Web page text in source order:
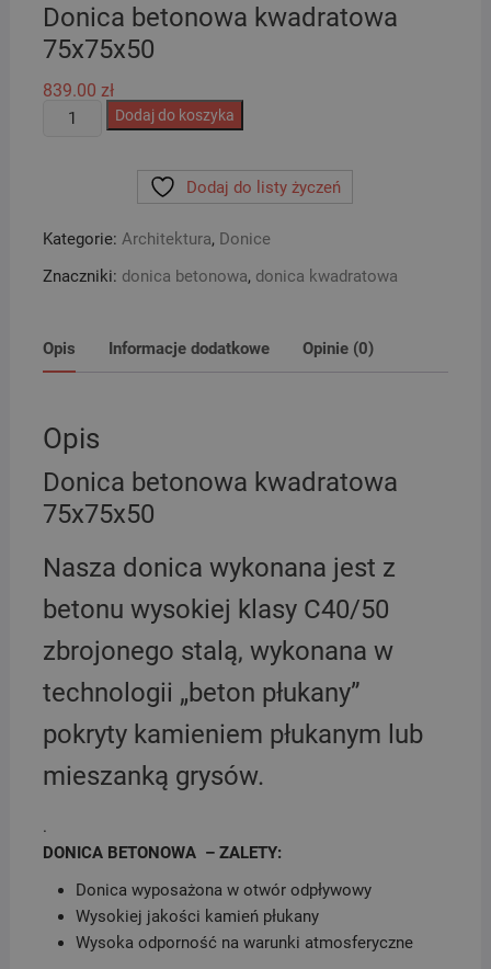
Donica betonowa kwadratowa
75x75x50
839.00 zł
ilość
Dodaj do koszyka
Dodaj do listy życzeń
Kategorie: Architektura, Donice
Znaczniki: donica betonowa, donica kwadratowa
Opis Informacje dodatkowe Opinie (0)
Opis
Donica betonowa kwadratowa
75x75x50
Nasza donica wykonana jest z
betonu wysokiej klasy C40/50
zbrojonego stalą, wykonana w
technologii „beton płukany”
pokryty kamieniem płukanym lub
mieszanką grysów.
.
DONICA BETONOWA – ZALETY:
Donica wyposażona w otwór odpływowy
Wysokiej jakości kamień płukany
Wysoka odporność na warunki atmosferyczne